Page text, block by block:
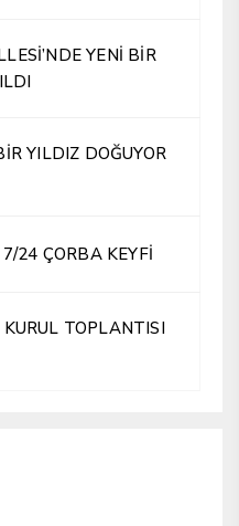
YENİ BİR
YILDIZ DOĞUYOR
24 ÇORBA KEYFİ
TOPLANTISI